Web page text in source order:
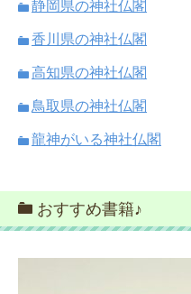
静岡県の神社仏閣
香川県の神社仏閣
高知県の神社仏閣
鳥取県の神社仏閣
龍神がいる神社仏閣
おすすめ書籍♪